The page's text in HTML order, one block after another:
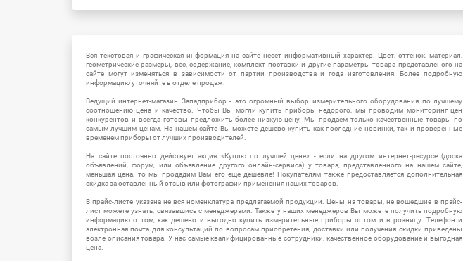
Вся текстовая и графическая информация на сайте несет информативный характер. Цвет, оттенок, материал,
геометрические размеры, вес, содержание, комплект поставки и другие параметры товара представленого на
сайте могут изменяться в зависимости от партии производства и года изготовления. Более подробную
информацию уточняйте в отделе продаж.
Ведущий интернет-магазин Западприбор - это огромный выбор измерительного оборудования по лучшему
соотношению цена и качество. Чтобы Вы могли купить приборы недорого, мы проводим мониторинг цен
конкурентов и всегда готовы предложить более низкую цену. Мы продаем только качественные товары по
самым лучшим ценам. На нашем сайте Вы можете дешево купить как последние новинки, так и проверенные
временем приборы от лучших производителей.
На сайте постоянно действует акция «Куплю по лучшей цене» - если на другом интернет-ресурсе (доска
объявлений, форум, или объявление другого онлайн-сервиса) у товара, представленного на нашем сайте,
меньшая цена, то мы продадим Вам его еще дешевле! Покупателям также предоставляется дополнительная
скидка за оставленный отзыв или фотографии применения наших товаров.
В прайс-листе указана не вся номенклатура предлагаемой продукции. Цены на товары, не вошедшие в прайс-
лист можете узнать, связавшись с менеджерами. Также у наших менеджеров Вы можете получить подробную
информацию о том, как дешево и выгодно купить измерительные приборы оптом и в розницу. Телефон и
электронная почта для консультаций по вопросам приобретения, доставки или получения скидки приведены
возле описания товара. У нас самые квалифицированные сотрудники, качественное оборудование и выгодная
цена.